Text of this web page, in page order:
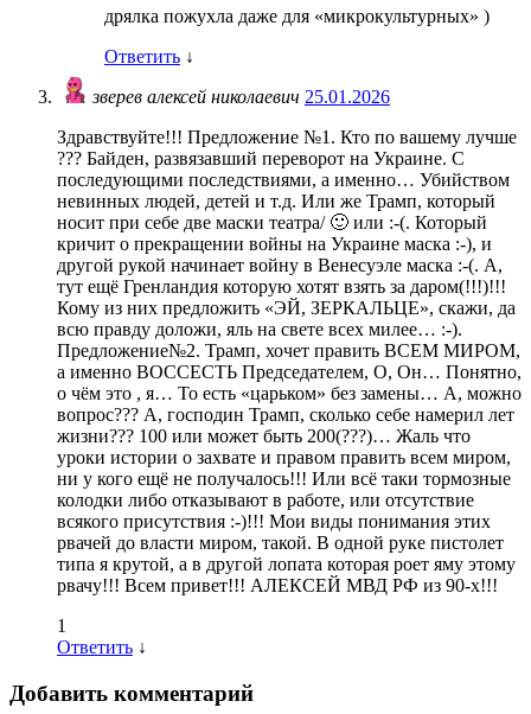
дрялка пожухла даже для «микрокультурных» )
Ответить ↓
зверев алексей николаевич 25.01.2026
Здравствуйте!!! Предложение №1. Кто по вашему лучше
??? Байден, развязавший переворот на Украине. С
последующими последствиями, а именно… Убийством
невинных людей, детей и т.д. Или же Трамп, который
носит при себе две маски театра/ 🙂 или :-(. Который
кричит о прекращении войны на Украине маска :-), и
другой рукой начинает войну в Венесуэле маска :-(. А,
тут ещё Гренландия которую хотят взять за даром(!!!)!!!
Кому из них предложить «ЭЙ, ЗЕРКАЛЬЦЕ», скажи, да
всю правду доложи, яль на свете всех милее… :-).
Предложение№2. Трамп, хочет править ВСЕМ МИРОМ,
а именно ВОССЕСТЬ Председателем, О, Он… Понятно,
о чём это , я… То есть «царьком» без замены… А, можно
вопрос??? А, господин Трамп, сколько себе намерил лет
жизни??? 100 или может быть 200(???)… Жаль что
уроки истории о захвате и правом править всем миром,
ни у кого ещё не получалось!!! Или всё таки тормозные
колодки либо отказывают в работе, или отсутствие
всякого присутствия :-)!!! Мои виды понимания этих
рвачей до власти миром, такой. В одной руке пистолет
типа я крутой, а в другой лопата которая роет яму этому
рвачу!!! Всем привет!!! АЛЕКСЕЙ МВД РФ из 90-х!!!
1
Ответить ↓
Добавить комментарий